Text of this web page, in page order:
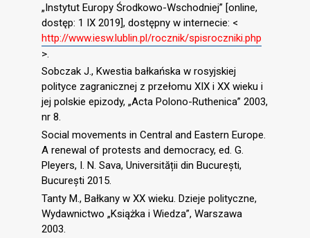
„Instytut Europy Środkowo-Wschodniej” [online,
dostęp: 1 IX 2019], dostępny w internecie: <
http://www.iesw.lublin.pl/rocznik/spisroczniki.php
>.
Sobczak J., Kwestia bałkańska w rosyjskiej
polityce zagranicznej z przełomu XIX i XX wieku i
jej polskie epizody, „Acta Polono-Ruthenica” 2003,
nr 8.
Social movements in Central and Eastern Europe.
A renewal of protests and democracy, ed. G.
Pleyers, I. N. Sava, Universității din București,
București 2015.
Tanty M., Bałkany w XX wieku. Dzieje polityczne,
Wydawnictwo „Książka i Wiedza”, Warszawa
2003.